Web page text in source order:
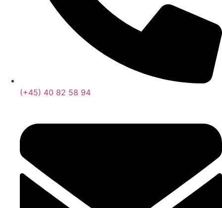
(+45) 40 82 58 94